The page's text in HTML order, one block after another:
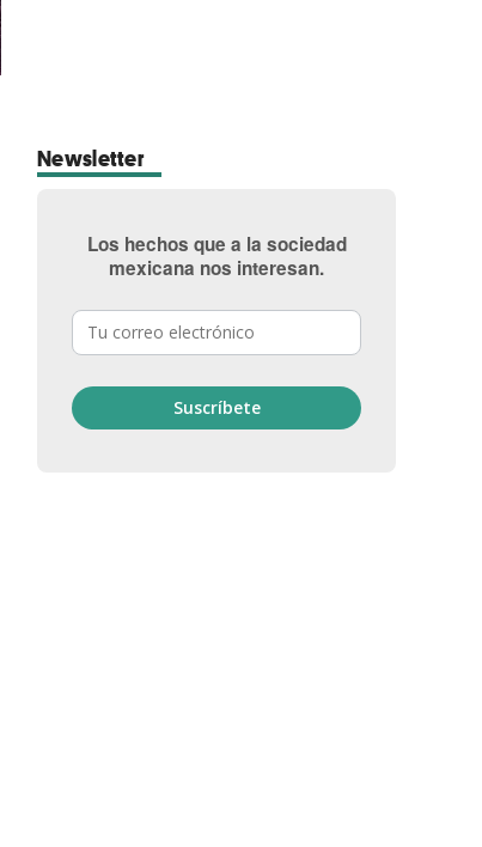
Newsletter
Los hechos que a la sociedad
mexicana nos interesan.